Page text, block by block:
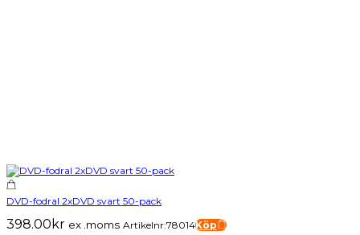
DVD-fodral 2xDVD svart 50-pack
398.00 kr ex .moms Artikelnr:78014Köp